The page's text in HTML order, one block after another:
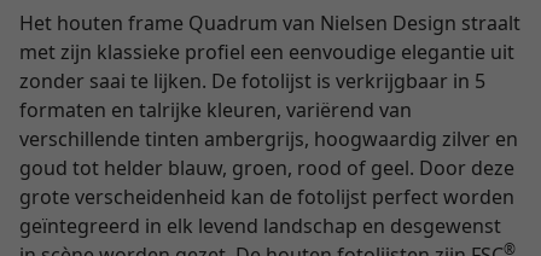
Het houten frame Quadrum van Nielsen Design straalt
met zijn klassieke profiel een eenvoudige elegantie uit
zonder saai te lijken. De fotolijst is verkrijgbaar in 5
formaten en talrijke kleuren, variërend van
verschillende tinten ambergrijs, hoogwaardig zilver en
goud tot helder blauw, groen, rood of geel. Door deze
grote verscheidenheid kan de fotolijst perfect worden
geïntegreerd in elk levend landschap en desgewenst
®